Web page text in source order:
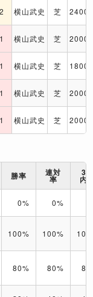
2 横山武史 芝 2400
1 横山武史 芝 2000
1 横山武史 芝 1800
1 横山武史 芝 2000
1 横山武史 芝 2000
勝率 連対
率
3
内
0% 0%
100% 100%
80% 80%